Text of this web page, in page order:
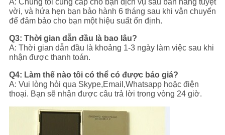
A: Chúng tôi cung cấp cho bạn dịch vụ sau bán hàng tuyệt
vời, và hứa hẹn bạn bảo hành 6 tháng sau khi vận chuyển
để đảm bảo cho bạn một hiệu suất ổn định.
Q3: Thời gian dẫn đầu là bao lâu?
A: Thời gian dẫn đầu là khoảng 1-3 ngày làm việc sau khi
nhận được thanh toán.
Q4: Làm thế nào tôi có thể có được báo giá?
A: Vui lòng hỏi qua Skype,Email,Whatsapp hoặc điện
thoại. Bạn sẽ nhận được câu trả lời trong vòng 24 giờ.